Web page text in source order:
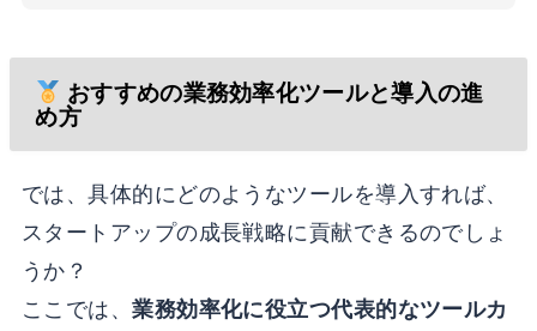
おすすめの業務効率化ツールと導入の進
め方
では、具体的にどのようなツールを導入すれば、
スタートアップの成長戦略に貢献できるのでしょ
うか？
ここでは、業務効率化に役立つ代表的なツールカ